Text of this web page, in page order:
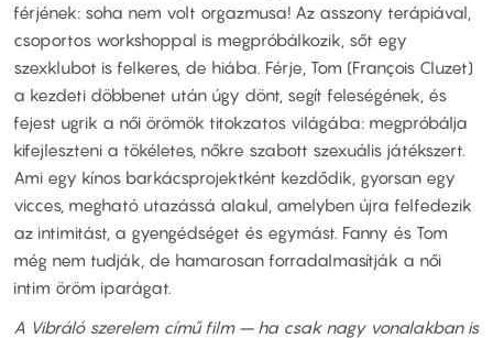
férjének: soha nem volt orgazmusa! Az asszony terápiával,
csoportos workshoppal is megpróbálkozik, sőt egy
szexklubot is felkeres, de hiába. Férje, Tom (François Cluzet)
a kezdeti döbbenet után úgy dönt, segít feleségének, és
fejest ugrik a női örömök titokzatos világába: megpróbálja
kifejleszteni a tökéletes, nőkre szabott szexuális játékszert.
Ami egy kínos barkácsprojektként kezdődik, gyorsan egy
vicces, megható utazássá alakul, amelyben újra felfedezik
az intimitást, a gyengédséget és egymást. Fanny és Tom
még nem tudják, de hamarosan forradalmasítják a női
intim öröm iparágat.
A Vibráló szerelem című film – ha csak nagy vonalakban is